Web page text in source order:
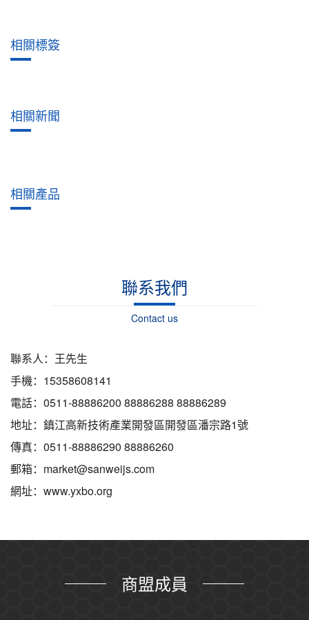
相關標簽
相關新聞
相關產品
聯系我們
Contact us
聯系人：王先生
手機：15358608141
電話：0511-88886200 88886288 88886289
地址：鎮江高新技術產業開發區開發區潘宗路1號
傳真：0511-88886290 88886260
郵箱：market@sanweijs.com
網址：www.yxbo.org
商盟成員